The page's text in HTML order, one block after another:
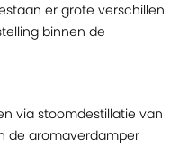
er grote verschillen
binnen de
via stoomdestillatie van
de aromaverdamper